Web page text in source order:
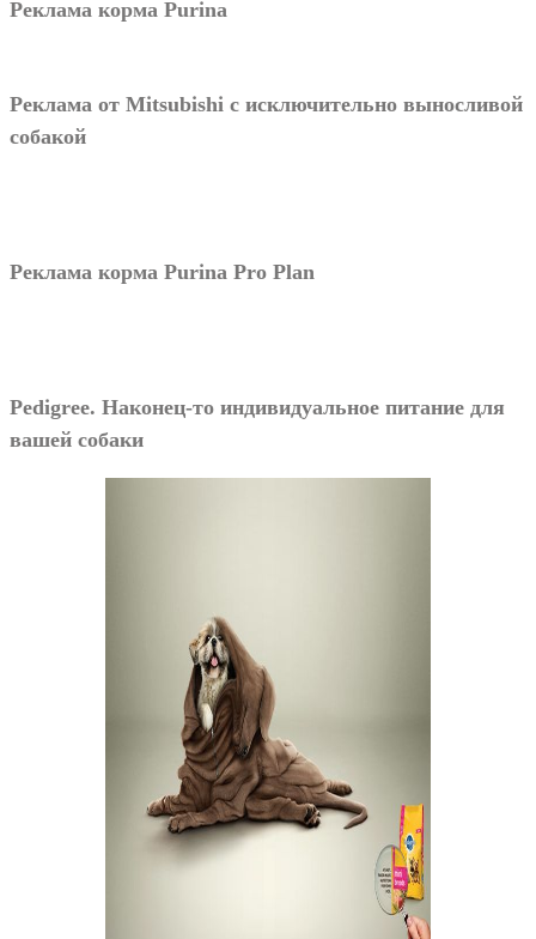
Реклама корма Purina
Реклама от Mitsubishi с исключительно выносливой
собакой
Реклама корма Purina Pro Plan
Pedigree. Наконец-то индивидуальное питание для
вашей собаки